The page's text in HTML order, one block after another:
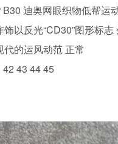
B30 迪奥网眼织物低帮
饰以反光“CD30”图形标
代的运风动范 正常
42 43 44 45